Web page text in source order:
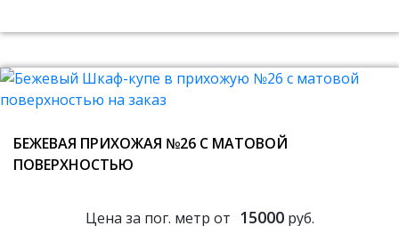
БЕЖЕВАЯ ПРИХОЖАЯ №26 С МАТОВОЙ
ПОВЕРХНОСТЬЮ
Цена за пог. метр от 15000руб.